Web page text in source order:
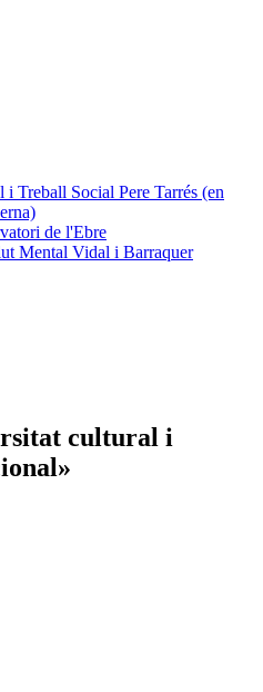
Treball Social Pere Tarrés (en
de l'Ebre
Mental Vidal i Barraquer
cultural i